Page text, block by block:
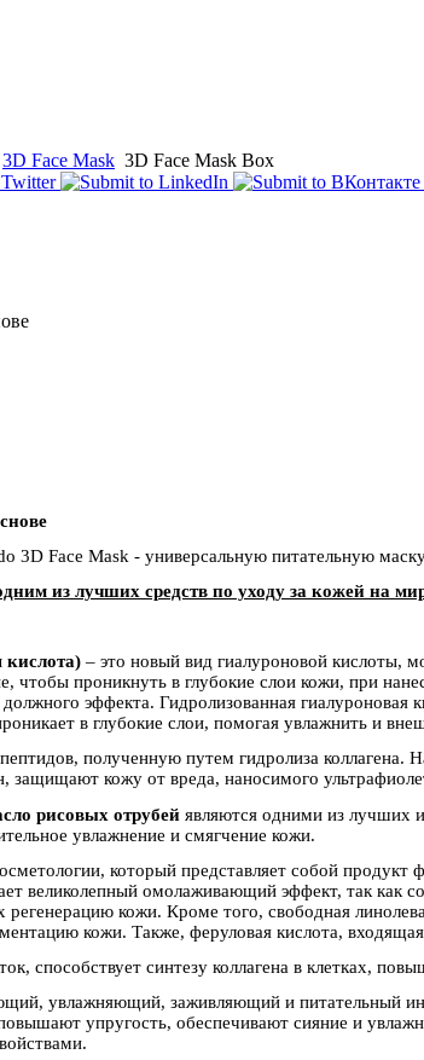
3D Face Mask 3D Face Mask Box
3D Face Mask - универсальную питательную
из лучших средств по уходу за кожей на
кислота) – это новый вид гиалуроновой кислоты,
проникнуть в глубокие слои кожи, при
эффекта. Гидролизованная
в глубокие слои, помогая увлажнить и
полученную путем гидролиза коллагена.
кожу от вреда, наносимого
рисовых отрубей являются одними из лучших
увлажнение и смягчение кожи.
который представляет собой
великолепный омолаживающий эффект, так
кожи. Кроме того, свободная
кожи. Также, феруловая кислота,
способствует синтезу коллагена в клетках,
увлажняющий, заживляющий и питательный
упругость, обеспечивают сияние и